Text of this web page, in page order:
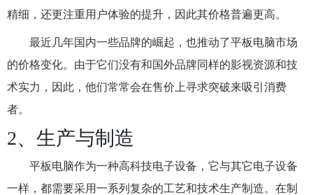
精细，还更注重用户体验的提升，因此其价格普遍更高。
最近几年国内一些品牌的崛起，也推动了平板电脑市场
的价格变化。由于它们没有和国外品牌同样的影视资源和技
术实力，因此，他们常常会在售价上寻求突破来吸引消费
者。
2、生产与制造
平板电脑作为一种高科技电子设备，它与其它电子设备
一样，都需要采用一系列复杂的工艺和技术生产制造。在制